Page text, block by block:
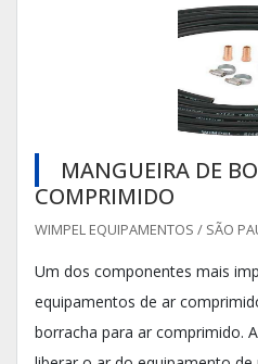
MANGUEIRA DE
COMPRIMIDO
WIMPEL EQUIPAMENTOS / SÃO
Um dos componentes mais
equipamentos de ar
borracha para ar comprimido.